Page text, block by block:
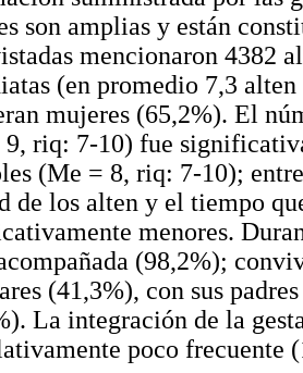
son amplias y están
mencionaron 4382
(en promedio 7,3
mujeres (65,2%). El
riq: 7-10) fue
(Me = 8, riq: 7-10);
de los alten y el tiempo
menores.
(98,2%);
(41,3%), con sus
La integración de la
poco frecuente